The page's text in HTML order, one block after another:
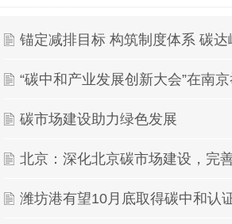
“碳中和产业发展创新大会”在南
碳市场建设助力绿色发展